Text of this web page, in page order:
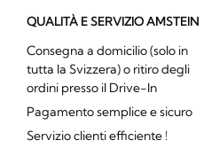
QUALITÀ E SERVIZIO AMSTEIN
Consegna a domicilio (solo in
tutta la Svizzera) o ritiro degli
ordini presso il Drive-In
Pagamento semplice e sicuro
Servizio clienti efficiente !